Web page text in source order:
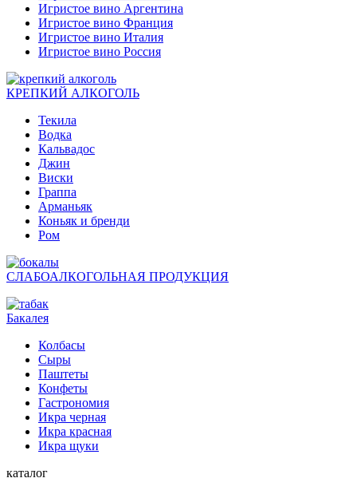
Игристое вино Аргентина
Игристое вино Франция
Игристое вино Италия
Игристое вино Россия
КРЕПКИЙ АЛКОГОЛЬ
Текила
Водка
Кальвадос
Джин
Виски
Граппа
Арманьяк
Коньяк и бренди
Ром
СЛАБОАЛКОГОЛЬНАЯ ПРОДУКЦИЯ
Бакалея
Колбасы
Сыры
Паштеты
Конфеты
Гастрономия
Икра черная
Икра красная
Икра щуки
каталог